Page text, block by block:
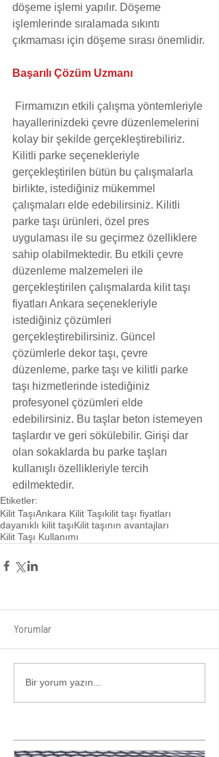
döşeme işlemi yapılır. Döşeme
işlemlerinde sıralamada sıkıntı
çıkmaması için döşeme sırası önemlidir.
Başarılı Çözüm Uzmanı
hayallerinizdeki çevre düzenlemelerini
kolay bir şekilde gerçekleştirebiliriz.
Kilitli parke seçenekleriyle
gerçekleştirilen bütün bu çalışmalarla
birlikte, istediğiniz mükemmel
çalışmaları elde edebilirsiniz. Kilitli
parke taşı ürünleri, özel pres
uygulaması ile su geçirmez özelliklere
sahip olabilmektedir. Bu etkili çevre
düzenleme malzemeleri ile
gerçekleştirilen çalışmalarda kilit taşı
fiyatları Ankara seçenekleriyle
istediğiniz çözümleri
gerçekleştirebilirsiniz. Güncel
çözümlerle dekor taşı, çevre
düzenleme, parke taşı ve kilitli parke
taşı hizmetlerinde istediğiniz
profesyonel çözümleri elde
edebilirsiniz. Bu taşlar beton istemeyen
taşlardır ve geri sökülebilir. Girişi dar
olan sokaklarda bu parke taşları
kullanışlı özellikleriyle tercih
edilmektedir.
Etiketler:
Kilit TaşıAnkara Kilit Taşıkilit taşı fiyatları
dayanıklı kilit taşıKilit taşının avantajları
Kilit Taşı Kullanımı
Yorumlar
Bir yorum yazın...